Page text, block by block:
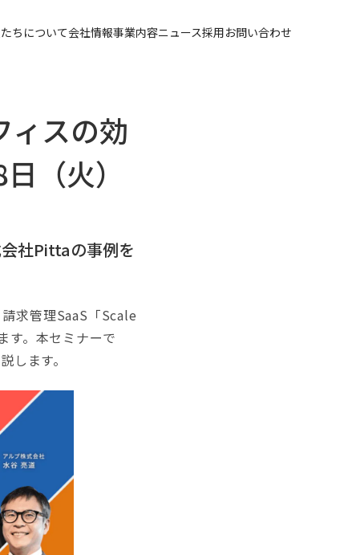
ちについて会社情報事業内容ニュース採用お問い合わせ
ィスの効
（火）
社Pittaの事例を
求管理SaaS「Scale
す。本セミナーで
ます。